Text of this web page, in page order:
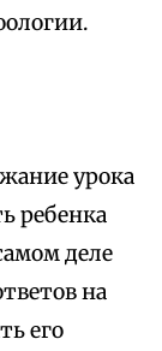
урока
ребенка
деле
на
его